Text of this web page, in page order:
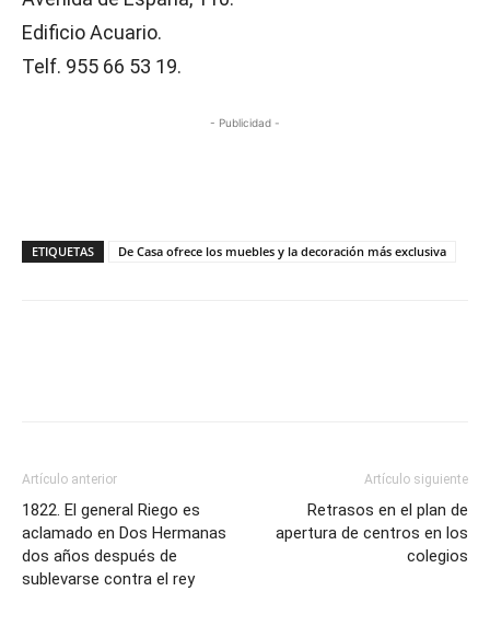
Edificio Acuario.
Telf. 955 66 53 19.
- Publicidad -
ETIQUETAS De Casa ofrece los muebles y la decoración más exclusiva
Artículo anterior
1822. El general Riego es
aclamado en Dos Hermanas
dos años después de
sublevarse contra el rey
Artículo siguiente
Retrasos en el plan de
apertura de centros en los
colegios